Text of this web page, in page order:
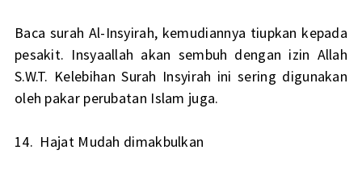
Baca surah Al-Insyirah, kemudiannya tiupkan kepada
pesakit. Insyaallah akan sembuh dengan izin Allah
S.W.T. Kelebihan Surah Insyirah ini sering digunakan
oleh pakar perubatan Islam juga.
14. Hajat Mudah dimakbulkan